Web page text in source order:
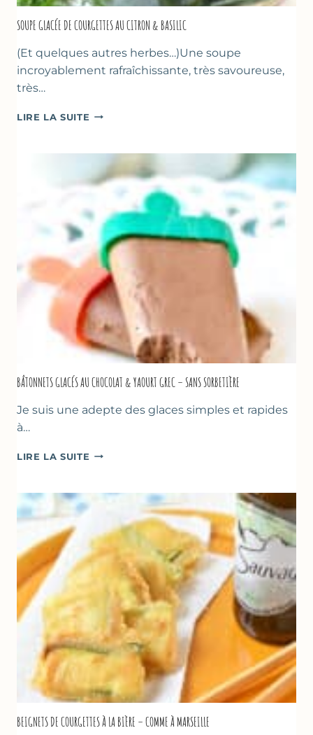
SOUPE GLACÉE DE COURGETTES AU CITRON & BASILIC
(Et quelques autres herbes…)Une soupe
incroyablement rafraîchissante, très savoureuse,
très…
LIRE LA SUITE SOUPE
COURGETTES
CITRON
BASILIC
BÂTONNETS GLACÉS AU CHOCOLAT & YAOURT GREC – SANS SORBETIÈRE
Je suis une adepte des glaces simples et rapides
à…
LIRE LA SUITE BÂTONNETS
CHOCOLAT
YAOURT
GREC
–
SANS
SORBETIÈRE
BEIGNETS DE COURGETTES À LA BIÈRE – COMME À MARSEILLE